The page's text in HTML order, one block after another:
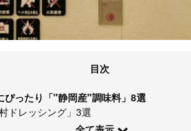
目次
ぴったり「"静岡産"調味料」8選
ドレッシング」3選